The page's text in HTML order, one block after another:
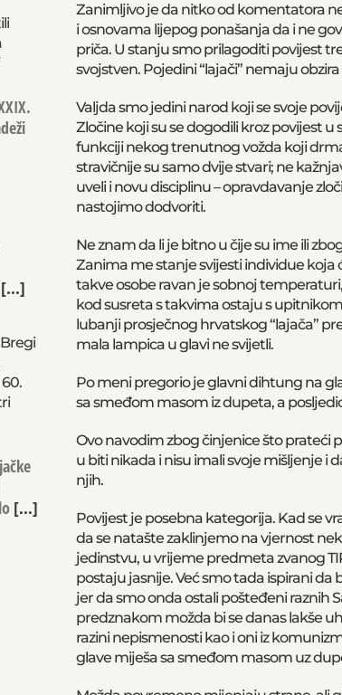
Zanimljivo je da nitko od komentatora
i osnovama lijepog ponašanja da i ne
priča. U stanju smo prilagoditi povijest
svojstven. Pojedini “lajači” nemaju
Valjda smo jedini narod koji se svoje
Zločine koji su se dogodili kroz povijest
funkciji nekog trenutnog vožda koji
stravičnije su samo dvije stvari; ne
uveli i novu disciplinu – opravdavanje
nastojimo dodvoriti.
Ne znam da li je bitno u čije su ime ili
Zanima me stanje svijesti individue koja
takve osobe ravan je sobnoj
kod susreta s takvima ostaju s
lubanji prosječnog hrvatskog “lajača”
mala lampica u glavi ne svijetli.
Po meni pregorio je glavni dihtung na
sa smeđom masom iz dupeta, a
Ovo navodim zbog činjenice što prateći
u biti nikada i nisu imali svoje mišljenje i
njih.
Povijest je posebna kategorija. Kad se
da se natašte zaklinjemo na vjernost
jedinstvu, u vrijeme predmeta zvanog
postaju jasnije. Već smo tada ispirani da
jer da smo onda ostali pošteđeni raznih
predznakom možda bi se danas lakše
razini nepismenosti kao i oni iz
glave miješa sa smeđom masom uz
Bregi
[...]